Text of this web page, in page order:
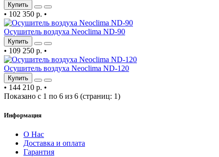
Купить
• 102 350 р. •
Осушитель воздуха Neoclima ND-90
Купить
• 109 250 р. •
Осушитель воздуха Neoclima ND-120
Купить
• 144 210 р. •
Показано с 1 по 6 из 6 (страниц: 1)
Информация
О Нас
Доставка и оплата
Гарантия